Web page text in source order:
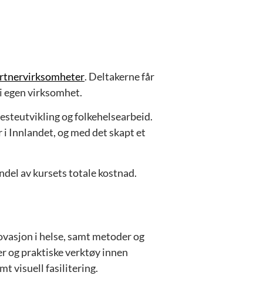
. Deltakerne får
virksomhet.
og folkehelsearbeid.
Innlandet, og med det skapt et
av kursets totale kostnad.
i helse, samt metoder og
og praktiske verktøy innen
visuell fasilitering.